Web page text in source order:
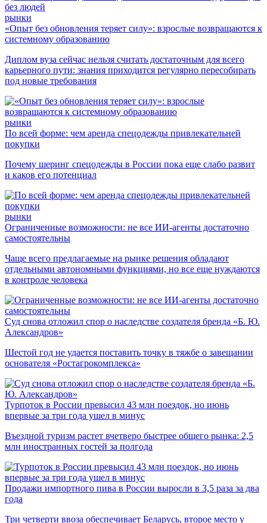
рынки
«Опыт без обновления теряет силу»: взрослые возвращаются к
системному образованию
Диплом вуза сейчас нельзя считать достаточным для всего
карьерного пути: знания приходится регулярно пересобирать
под новые требования
рынки
По всей форме: чем аренда спецодежды привлекательней
покупки
Почему шеринг спецодежды в России пока еще слабо развит
и каков его потенциал
рынки
Ограниченные возможности: не все ИИ-агенты достаточно
самостоятельны
Чаще всего предлагаемые на рынке решения обладают
отдельными автономными функциями, но все еще нуждаются
в контроле человека
Суд снова отложил спор о наследстве создателя бренда «Б. Ю.
Александров»
Шестой год не удается поставить точку в тяжбе о завещании
основателя «Ростагрокомплекса»
Турпоток в России превысил 43 млн поездок, но июнь
впервые за три года ушел в минус
Въездной туризм растет вчетверо быстрее общего рынка: 2,5
млн иностранных гостей за полгода
Продажи импортного пива в России выросли в 3,5 раза за два
года
Три четверти ввоза обеспечивает Беларусь, второе место у